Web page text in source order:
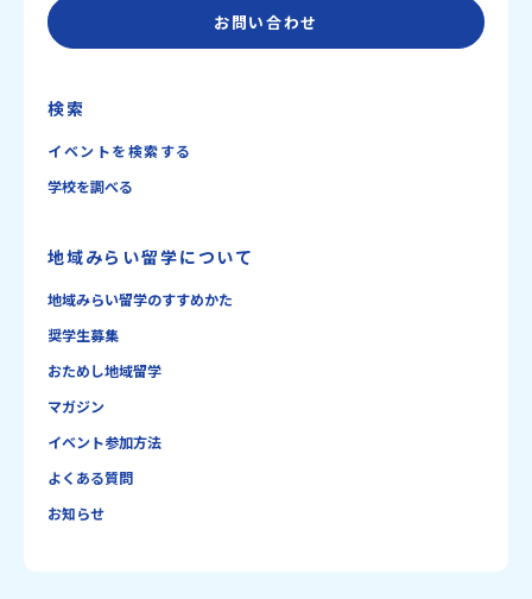
お問い合わせ
検索
イベントを検索する
学校を調べる
地域みらい留学について
地域みらい留学のすすめかた
奨学生募集
おためし地域留学
マガジン
イベント参加方法
よくある質問
お知らせ